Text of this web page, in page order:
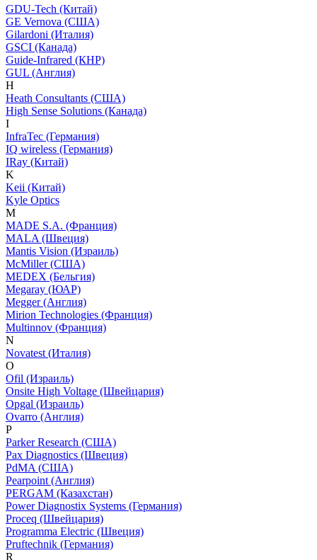
GDU-Tech (Китай)
GE Vernova (США)
Gilardoni (Италия)
GSCI (Канада)
Guide-Infrared (КНР)
GUL (Англия)
H
Heath Consultants (США)
High Sense Solutions (Канада)
I
InfraTec (Германия)
IQ wireless (Германия)
IRay (Китай)
K
Keii (Китай)
Kyle Optics
M
MADE S.A. (Франция)
MALA (Швеция)
Mantis Vision (Израиль)
McMiller (США)
MEDEX (Бельгия)
Megaray (ЮАР)
Megger (Англия)
Mirion Technologies (Франция)
Multinnov (Франция)
N
Novatest (Италия)
O
Ofil (Израиль)
Onsite High Voltage (Швейцария)
Opgal (Израиль)
Ovarro (Англия)
P
Parker Research (США)
Pax Diagnostics (Швеция)
PdMA (США)
Pearpoint (Англия)
PERGAM (Казахстан)
Power Diagnostix Systems (Германия)
Proceq (Швейцария)
Programma Electric (Швеция)
Pruftechnik (Германия)
R